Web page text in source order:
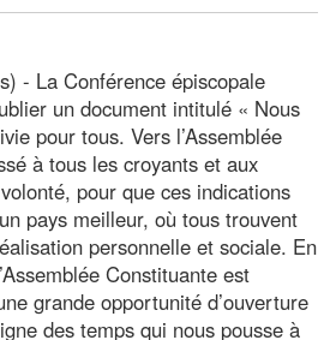
- La Conférence épiscopale
un document intitulé « Nous
pour tous. Vers l’Assemblée
à tous les croyants et aux
pour que ces indications
pays meilleur, où tous trouvent
personnelle et sociale. En
Constituante est
grande opportunité d’ouverture
des temps qui nous pousse à